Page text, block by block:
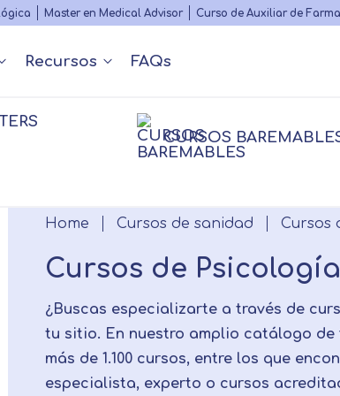
Skip
to
Master en Medical Advisor Curso de Auxiliar de
Nuestros contenidos
Recursos
y Podcast Diccionario Médico
FAQs
Logopedia
Fisioterapia
CURSOS
Breadcrumb
Home Cursos de sanidad Cursos
Cursos de Psicología
¿Buscas especializarte a través de
tu sitio. En nuestro amplio catálogo
más de 1.100 cursos, entre los que
especialista, experto o cursos
Matricularme